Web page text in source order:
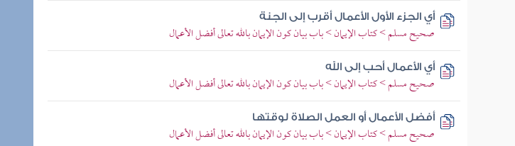
أي الجزء الأول الأعمال أقرب إلى الجنة
صحيح مسلم > كتاب الإيمان > باب بيان كون الإيمان بالله تعالى أفضل الأعمال
أي الأعمال أحب إلى الله
صحيح مسلم > كتاب الإيمان > باب بيان كون الإيمان بالله تعالى أفضل الأعمال
أفضل الأعمال أو العمل الصلاة لوقتها
صحيح مسلم > كتاب الإيمان > باب بيان كون الإيمان بالله تعالى أفضل الأعمال